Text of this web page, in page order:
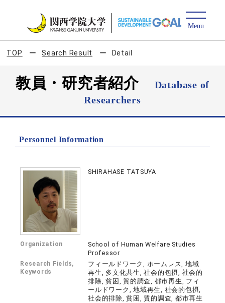
TOP Search Result Detail
教員・研究者紹介
Database of
Researchers
Personnel Information
SHIRAHASE TATSUYA
Organization
School of Human Welfare Studies
Professor
Research Fields,
Keywords
フィールドワーク, ホームレス, 地域
再生, 多文化共生, 社会的包摂, 社会的
排除, 貧困, 質的調査, 都市再生, フィ
ールドワーク, 地域再生, 社会的包摂,
社会的排除, 貧困, 質的調査, 都市再生